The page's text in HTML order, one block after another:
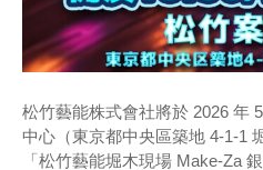
松竹藝能株式會社將於 2026 年
中心（東京都中央區築地 4-1-1
「松竹藝能堀木現場 Make-Za